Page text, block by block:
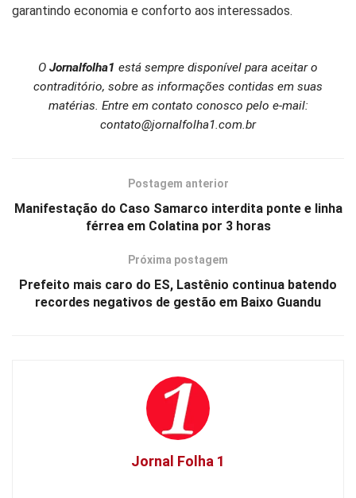
garantindo economia e conforto aos interessados.
O Jornalfolha1 está sempre disponível para aceitar o
contraditório, sobre as informações contidas em suas
matérias. Entre em contato conosco pelo e-mail:
contato@jornalfolha1.com.br
Postagem anterior
Manifestação do Caso Samarco interdita ponte e linha
férrea em Colatina por 3 horas
Próxima postagem
Prefeito mais caro do ES, Lastênio continua batendo
recordes negativos de gestão em Baixo Guandu
Jornal Folha 1